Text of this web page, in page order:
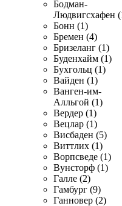
Бодман-
Людвигсхафен
Бонн (1)
Бремен (4)
Бризеланг (1)
Буденхайм (1)
Бухгольц (1)
Вайден (1)
Ванген-им-
Алльгой (1)
Вердер (1)
Вецлар (1)
Висбаден (5)
Виттлих (1)
Ворпсведе (1)
Вунсторф (1)
Галле (2)
Гамбург (9)
Ганновер (2)